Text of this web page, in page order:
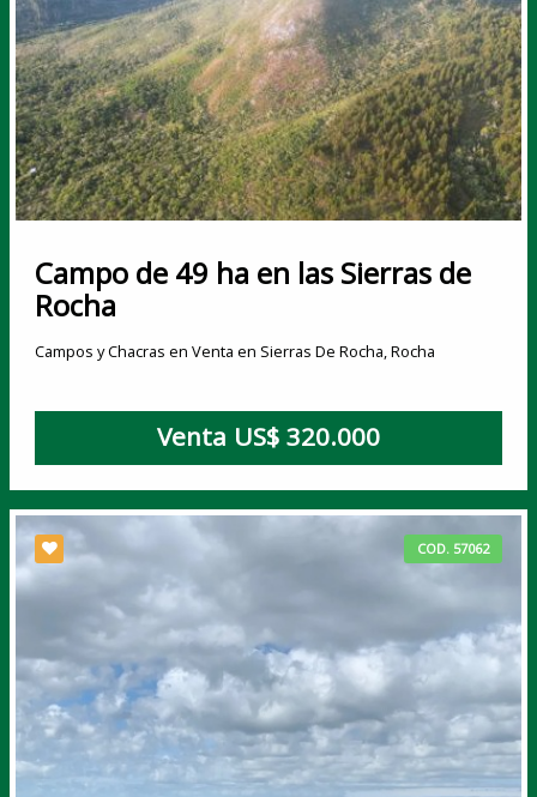
Campo de 49 ha en las Sierras de
Rocha
Campos y Chacras en Venta en Sierras De Rocha, Rocha
Venta US$ 320.000
COD. 57062